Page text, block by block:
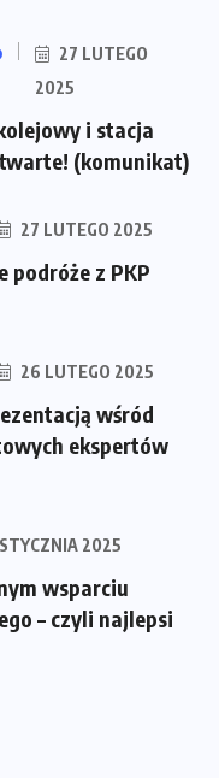
27 LUTEGO
2025
i stacja
(komunikat)
27 LUTEGO 2025
podróże z PKP
26 LUTEGO 2025
wśród
ekspertów
2025
wsparciu
– czyli najlepsi